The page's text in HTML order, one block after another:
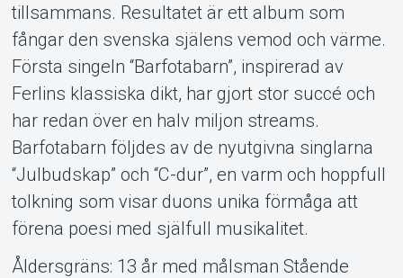
tillsammans. Resultatet är ett album som
fångar den svenska själens vemod och värme.
Första singeln “Barfotabarn”, inspirerad av
Ferlins klassiska dikt, har gjort stor succé och
har redan över en halv miljon streams.
Barfotabarn följdes av de nyutgivna singlarna
“Julbudskap” och “C-dur”, en varm och hoppfull
tolkning som visar duons unika förmåga att
förena poesi med själfull musikalitet.
Åldersgräns: 13 år med målsman Stående